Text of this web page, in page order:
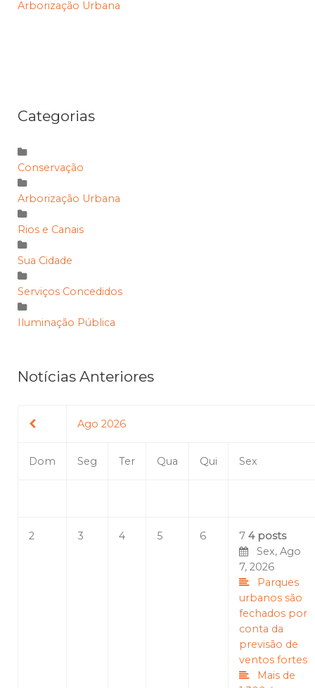
Arborização Urbana
Categorias
Conservação
Arborização Urbana
Rios e Canais
Sua Cidade
Serviços Concedidos
Iluminação Pública
Notícias Anteriores
Ago 2026
Dom Seg Ter Qua Qui Sex
2 3 4 5 6 7 4 posts
Sex, Ago
7, 2026
Parques
urbanos são
fechados por
conta da
previsão de
ventos fortes
Mais de